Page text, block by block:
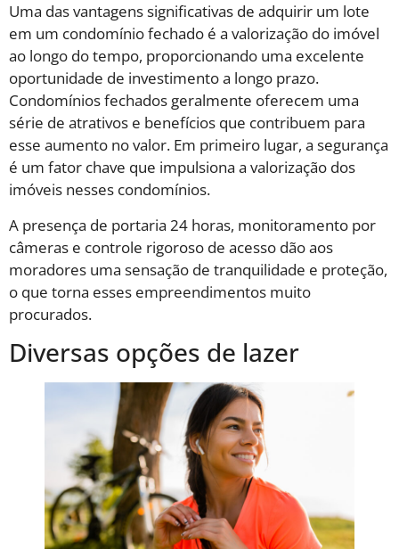
Uma das vantagens significativas de adquirir um lote
em um condomínio fechado é a valorização do imóvel
ao longo do tempo, proporcionando uma excelente
oportunidade de investimento a longo prazo.
Condomínios fechados geralmente oferecem uma
série de atrativos e benefícios que contribuem para
esse aumento no valor. Em primeiro lugar, a segurança
é um fator chave que impulsiona a valorização dos
imóveis nesses condomínios.
A presença de portaria 24 horas, monitoramento por
câmeras e controle rigoroso de acesso dão aos
moradores uma sensação de tranquilidade e proteção,
o que torna esses empreendimentos muito
procurados.
Diversas opções de lazer